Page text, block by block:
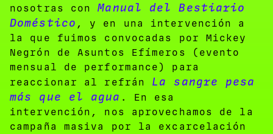
nosotras conManual del Bestiario
Doméstico , y en una intervención a
la que fuimos convocadas por Mickey
Negrón de Asuntos Efímeros (evento
mensual de performance) para
reaccionar al refrán La sangre pesa
más que el agua . En esa
intervención, nos aprovechamos de la
campaña masiva por la excarcelación